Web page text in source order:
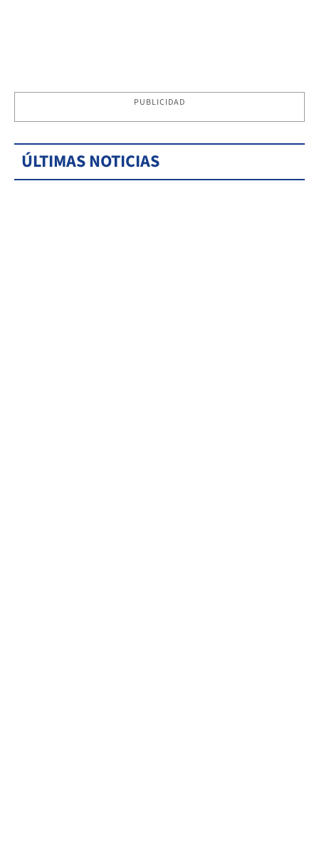
PUBLICIDAD
ÚLTIMAS NOTICIAS